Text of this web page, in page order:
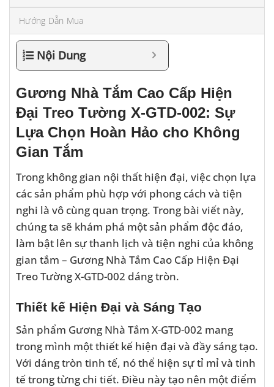
Hướng Dẫn Mua
Nội Dung
Gương Nhà Tắm Cao Cấp Hiện
Đại Treo Tường X-GTD-002: Sự
Lựa Chọn Hoàn Hảo cho Không
Gian Tắm
Trong không gian nội thất hiện đại, việc chọn lựa
các sản phẩm phù hợp với phong cách và tiện
nghi là vô cùng quan trọng. Trong bài viết này,
chúng ta sẽ khám phá một sản phẩm độc đáo,
làm bật lên sự thanh lịch và tiện nghi của không
gian tắm – Gương Nhà Tắm Cao Cấp Hiện Đại
Treo Tường X-GTD-002 dáng tròn.
Thiết kế Hiện Đại và Sáng Tạo
Sản phẩm Gương Nhà Tắm X-GTD-002 mang
trong mình một thiết kế hiện đại và đầy sáng tạo.
Với dáng tròn tinh tế, nó thể hiện sự tỉ mỉ và tinh
tế trong từng chi tiết. Điều này tạo nên một điểm